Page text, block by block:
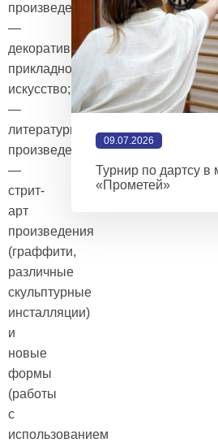
произведения;
—
декоративно-
прикладное
искусство;
—
литературные
произведения;
—
стрит-
арт
произведения
(граффити,
различные
скульптурные
инсталляции)
и
новые
формы
(работы
с
использованием
09.07.2026
Турнир по дартсу
«Прометей»